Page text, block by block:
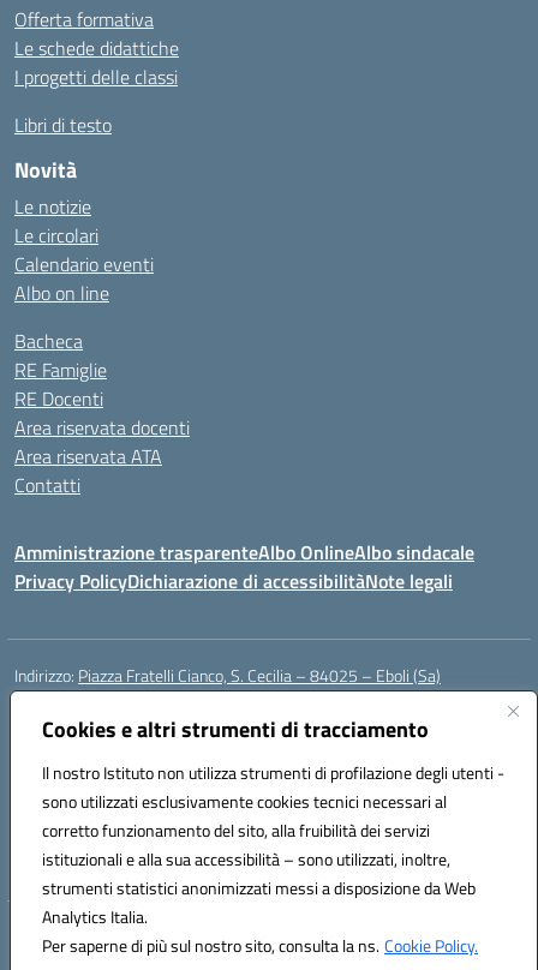
Cookies e altri strumenti di tracciamento
Il nostro Istituto non utilizza strumenti di profilazione degli utenti -
sono utilizzati esclusivamente cookies tecnici necessari al
corretto funzionamento del sito, alla fruibilità dei servizi
istituzionali e alla sua accessibilità – sono utilizzati, inoltre,
strumenti statistici anonimizzati messi a disposizione da Web
Analytics Italia.
Per saperne di più sul nostro sito, consulta la ns.Cookie Policy.
Offerta formativa
Le schede didattiche
I progetti delle classi
Libri di testo
Novità
Le notizie
Le circolari
Calendario eventi
Albo on line
Bacheca
RE Famiglie
RE Docenti
Area riservata docenti
Area riservata ATA
Contatti
Amministrazione trasparenteAlbo OnlineAlbo sindacale
Privacy PolicyDichiarazione di accessibilitàNote legali
Indirizzo: Piazza Fratelli Cianco, S. Cecilia – 84025 – Eboli (Sa)
Centralino:
Posta elettronica certificata (PEC):saic81900c@pec.istruzione.it
Codice fiscale: 91028680659
Codice meccanografico:SAIC81900C
Codice Indice delle Pubbliche Amministrazioni (IPA): istsc_saic81900c
Codice unico di fatturazione (CUF): UFWGMO
Hosting & Powered by 3D Solution S.r.l.
Concept & Design by Designers Italia